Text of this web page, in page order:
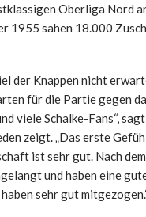
Oberliga Nord
1955 sahen 18.000
der Knappen nicht
für die Partie gegen
viele Schalke-Fans“,
zeigt. „Das erste
ist sehr gut. Nach
und haben eine
sehr gut